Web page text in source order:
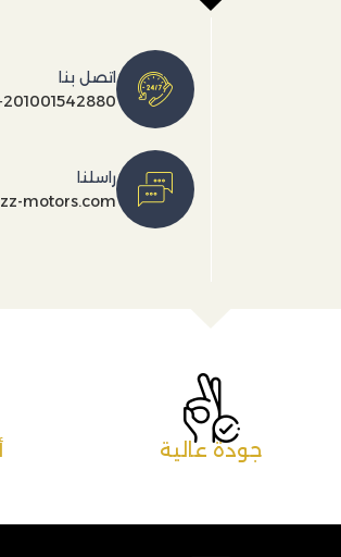
اتصل بنا
راسلنا
motors.com
جودة عالية